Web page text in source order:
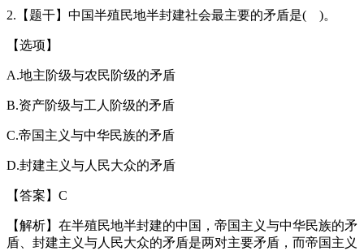
2.【题干】中国半殖民地半封建社会最主要的矛盾是( )。
【选项】
A.地主阶级与农民阶级的矛盾
B.资产阶级与工人阶级的矛盾
C.帝国主义与中华民族的矛盾
D.封建主义与人民大众的矛盾
【答案】C
【解析】在半殖民地半封建的中国，帝国主义与中华民族的矛
盾、封建主义与人民大众的矛盾是两对主要矛盾，而帝国主义